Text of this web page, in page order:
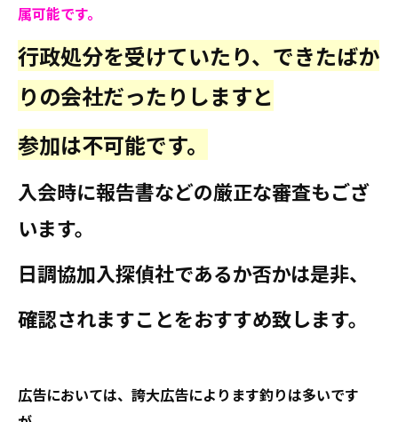
属可能です。
行政処分を受けていたり、できたばか
りの会社だったりしますと
参加は不可能です。
入会時に報告書などの厳正な審査もござ
います。
日調協加入探偵社であるか否かは是非、
確認されますことをおすすめ致します。
広告においては、誇大広告によります釣りは多いです